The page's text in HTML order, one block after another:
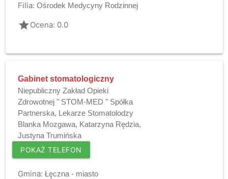
Filia: Ośrodek Medycyny Rodzinnej
gradeOcena: 0.0
Gabinet stomatologiczny
Niepubliczny Zakład Opieki
Zdrowotnej " STOM-MED " Spółka
Partnerska, Lekarze Stomatolodzy
Blanka Mozgawa, Katarzyna Rędzia,
Justyna Trumińska
POKAŻ TELEFON
Gmina: Łęczna - miasto